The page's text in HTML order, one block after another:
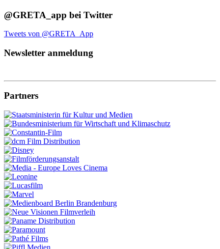
@GRETA_app bei Twitter
Tweets von @GRETA_App
Newsletter anmeldung
Partners